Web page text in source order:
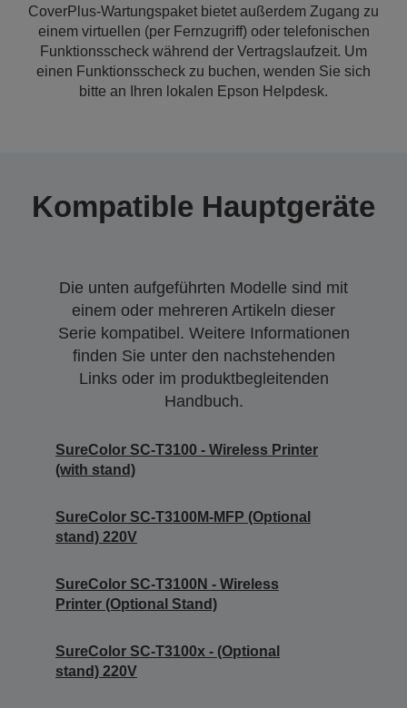
CoverPlus-Wartungspaket bietet außerdem Zugang zu
einem virtuellen (per Fernzugriff) oder telefonischen
Funktionsscheck während der Vertragslaufzeit. Um
einen Funktionsscheck zu buchen, wenden Sie sich
bitte an Ihren lokalen Epson Helpdesk.
Kompatible Hauptgeräte
Die unten aufgeführten Modelle sind mit
einem oder mehreren Artikeln dieser
Serie kompatibel. Weitere Informationen
finden Sie unter den nachstehenden
Links oder im produktbegleitenden
Handbuch.
SureColor SC-T3100 - Wireless Printer
(with stand)
SureColor SC-T3100M-MFP (Optional
stand) 220V
SureColor SC-T3100N - Wireless
Printer (Optional Stand)
SureColor SC-T3100x - (Optional
stand) 220V